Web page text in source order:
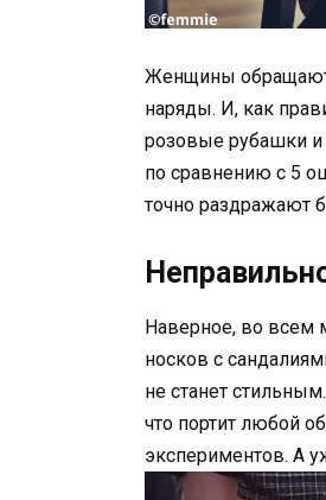
Женщины обращают
наряды. И, как
розовые рубашки и
по сравнению с 5
точно раздражают
Наверное, во всем
носков с
не станет
что портит любой
экспериментов. А